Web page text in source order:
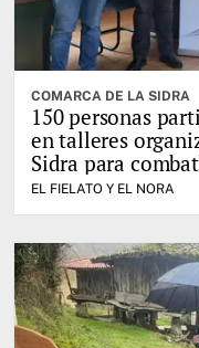
COMARCA DE LA SIDRA
150 personas
en talleres
Sidra para
través del juego
EL FIELATO Y EL NORA